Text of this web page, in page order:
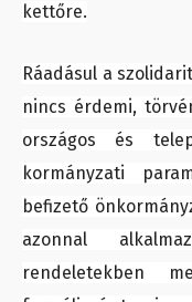
kettőre.
Ráadásul a
nincs érdemi,
országos és
kormányzati
befizető
azonnal
rendeletekben